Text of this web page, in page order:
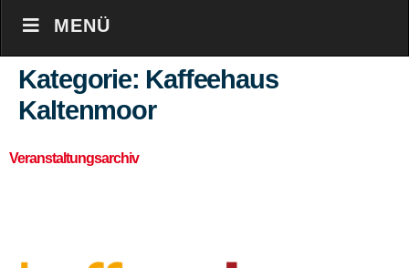
MENÜ
Kategorie: Kaffeehaus
Kaltenmoor
Veranstaltungsarchiv